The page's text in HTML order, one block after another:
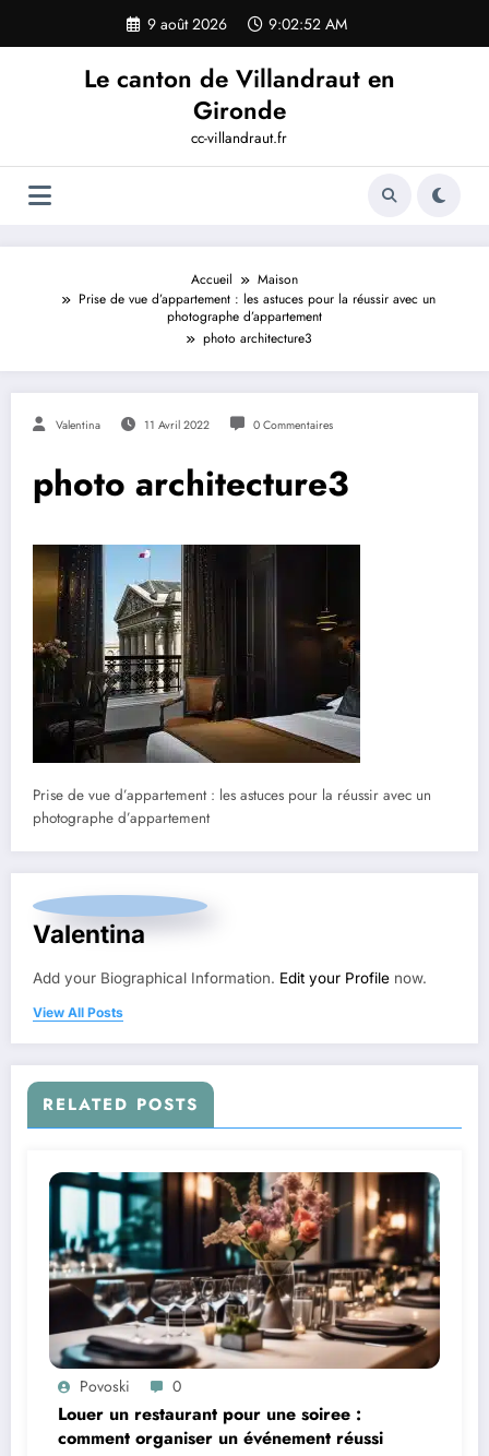
contenu
9 août 2026 9:02:52 AM
Le canton de Villandraut en
Gironde
cc-villandraut.fr
Accueil
Maison
Prise de vue d’appartement : les astuces pour la réussir avec un
photographe d’appartement
photo architecture3
Valentina 11 Avril 2022 0 Commentaires
photo architecture3
Prise de vue d’appartement : les astuces pour la réussir avec un
photographe d’appartement
Valentina
Add your Biographical Information. Edit your Profile now.
View All Posts
RELATED POSTS
Povoski 0
Louer un restaurant pour une soiree :
comment organiser un événement réussi